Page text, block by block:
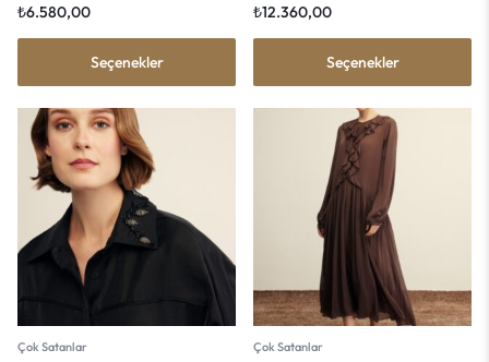
₺6.580,00
Seçenekler
₺12.360,00
Seçenekler
Çok Satanlar Çok Satanlar